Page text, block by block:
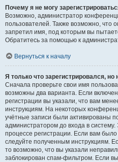
Почему я не могу
Возможно, администратор
пользователей. Также возможно, что
запретил имя, под которым вы
Обратитесь за помощью к
Вернуться к началу
Я только что зарегистрировался, но
Сначала проверьте свои имя
возможны два варианта. Если
регистрации вы указали, что вам
инструкциям. На некоторых
учётные записи были активированы
администратором до входа в
процессе регистрации. Если вам
следуйте полученным инструкциям.
то возможно, что вы указали
заблокирован спам-фильтром. Если